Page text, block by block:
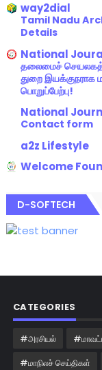
way2dial
Tamil Nadu
Details
National
தலைமைச்
துறை இயக்குநராக
பொறுப்பேற்பு!
National
Contact form
a2z Lifestyle
Welcome
D-SOFTECH
CATEGORIES
#அரசியல்
#மாநிலச் செய்திகள்